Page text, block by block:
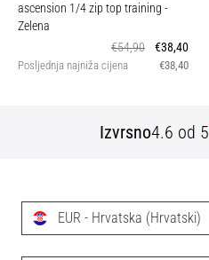
ascension 1/4 zip top training -
Zelena
€54,90
€38,40
Posljednja najniža cijena €38,40
Izvrsno4.6 od 5
EUR - Hrvatska (Hrvatski)